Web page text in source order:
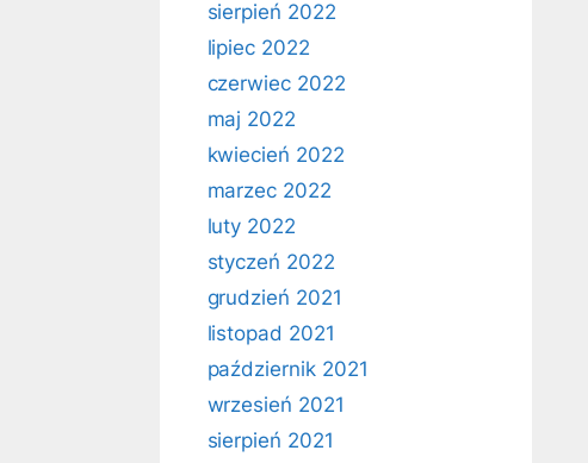
sierpień 2022
lipiec 2022
czerwiec 2022
maj 2022
kwiecień 2022
marzec 2022
luty 2022
styczeń 2022
grudzień 2021
listopad 2021
październik 2021
wrzesień 2021
sierpień 2021